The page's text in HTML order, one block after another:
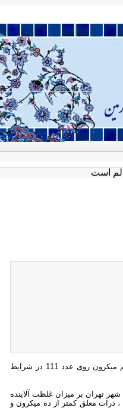
است
مدیرعامل شرکت کنترل کیفیت هوای تهران گفت: هوای پایتخت با ایستادن شاخص ذرات معلق کمتر از دو و نیم میکرون روی عدد 111 در شرایط
تهران بر میزان غلظت آلاینده
ذرات معلق کمتر از ده میکرون و